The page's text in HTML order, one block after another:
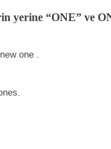
yerine “ONE” ve
one .